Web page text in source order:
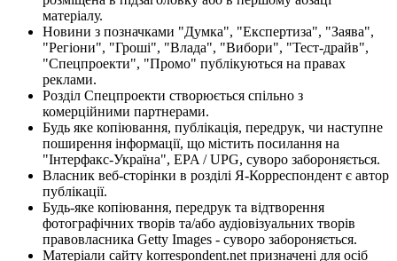
матеріалу.
Новини з позначками "Думка", "Експертиза", "Заява",
"Регіони", "Гроші", "Влада", "Вибори", "Тест-драйв",
"Спецпроекти", "Промо" публікуються на правах
реклами.
Розділ Спецпроекти створюється спільно з
комерційними партнерами.
Будь яке копіювання, публікація, передрук, чи наступне
поширення інформації, що містить посилання на
"Інтерфакс-Україна", EPA / UPG, суворо забороняється.
Власник веб-сторінки в розділі Я-Корреспондент є автор
публікації.
Будь-яке копіювання, передрук та відтворення
фотографічних творів та/або аудіовізуальних творів
правовласника Getty Images - суворо забороняється.
Матеріали сайту korrespondent.net призначені для осіб